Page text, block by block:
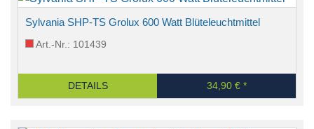
Sylvania SHP-TS Grolux 600 Watt Blüteleuchtmittel
Art.-Nr.: 101439
DETAILS 34,90 € *